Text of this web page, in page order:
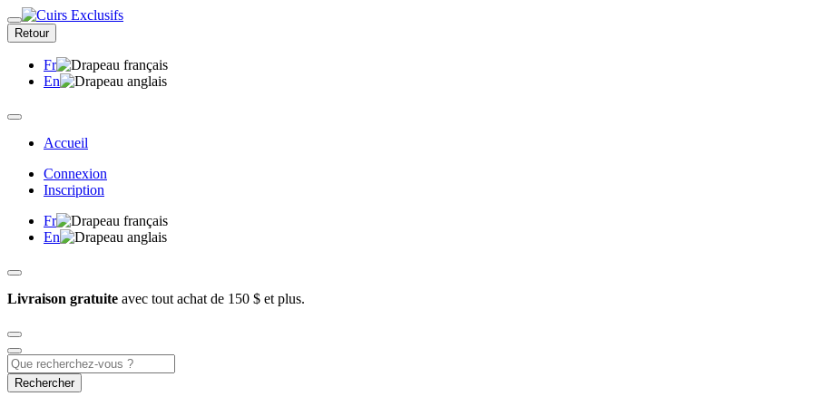
Retour
Fr
En
Accueil
Connexion
Inscription
Fr
En
Livraison gratuite avec tout achat de 150 $ et plus.
Rechercher